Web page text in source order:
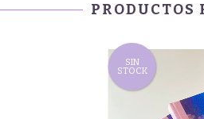
PRODUCTOS
SIN
STOCK